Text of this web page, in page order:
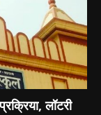
लॉटरी